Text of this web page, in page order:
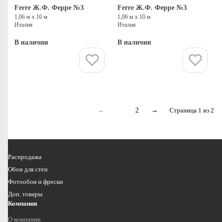
Ferre Ж.Ф. Ферре №3
1,06 м х 10 м
Италия
В наличии
Ferre Ж.Ф. Ферре №3
1,06 м х 10 м
Италия
В наличии
← 2 → Страница 1 из 2
Распродажа
Обои для стен
Фотообои и фрески
Доп. товары
Компания
О компании